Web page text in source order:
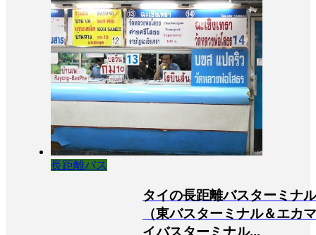
長距離バス
タイの長距離バスターミナル
（東バスターミナル＆エカマ
イバスターミナル...